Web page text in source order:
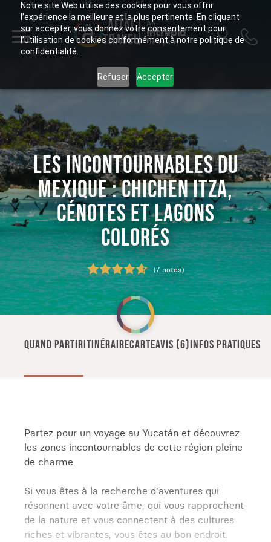
Notre site Web utilise des cookies pour vous offrir
l’expérience la meilleure et la plus pertinente. En cliquant
sur accepter, vous donnez votre consentement pour
l’utilisation de cookies conformément à notre politique de
confidentialité.
Refuser Accepter
ALTAÏ
TRAVEL
An
Intrepid
Company
LES INCONTOURNABLES DU
MEXIQUE : CHICHEN ITZA,
CÉNOTES ET LAGONS
COLORÉS
(7 notes)
QUAND PARTIRITINÉRAIRECARTEAVIS (6)INFOS PRATIQUES
Partez pour un voyage au Yucatán et découvrez
les zones incontournables de cette région pleine
de charme.
Si vous êtes à la recherche d'aventures qui
résonnent avec votre âme, qui vous rapprochent
de la nature et vous connectent à des cultures
riches et vibrantes, vous êtes au bon endroit.